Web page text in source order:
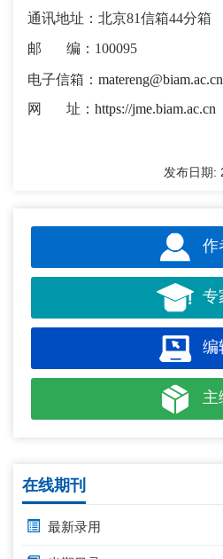
通讯地址：北京81信箱44分箱
邮 编：100095
电子信箱： matereng@biam.ac.cn
网 址： https://jme.biam.ac.cn
发布日期:
作
专
编
主
在线期刊
最新录用